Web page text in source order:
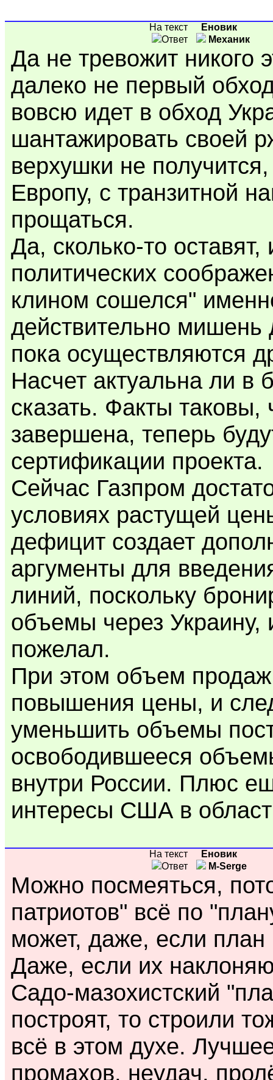
На текст
Еновик
Ответ
Механик
Да не тревожит никого
далеко не первый
вовсю идет в обход
шантажировать своей
верхушки не
Европу, с транзитной
прощаться.
Да, сколько-то
политических
клином сошелся"
действительно
пока осуществляются
Насчет актуальна ли в
сказать. Факты таковы,
завершена, теперь
сертификации проекта.
Сейчас Газпром
условиях растущей
дефицит создает
аргументы для
линий, поскольку
объемы через
пожелал.
При этом объем продаж
повышения цены, и
уменьшить объемы
освободившееся
внутри России. Плюс
интересы США в
На текст
Еновик
Ответ
M-Serge
Можно посмеяться,
патриотов" всё по
может, даже, если план
Даже, если их
Садо-мазохистский
построят, то строили
всё в этом духе.
промахов, неудач,